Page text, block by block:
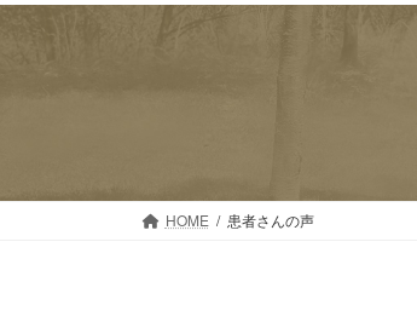
HOME 患者さんの声